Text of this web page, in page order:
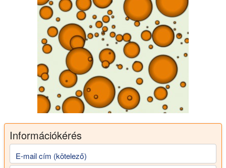
Információkérés
E-mail cím (kötelező)